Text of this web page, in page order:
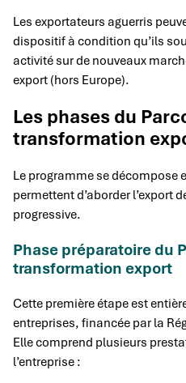
Les exportateurs aguerris
dispositif à condition qu’ils
activité sur de nouveaux
export (hors Europe).
Les phases du
transformation
Le programme se décompose
permettent d’aborder l’export
progressive.
Phase préparatoire du
transformation export
Cette première étape est
entreprises, financée par la
Elle comprend plusieurs
l’entreprise :